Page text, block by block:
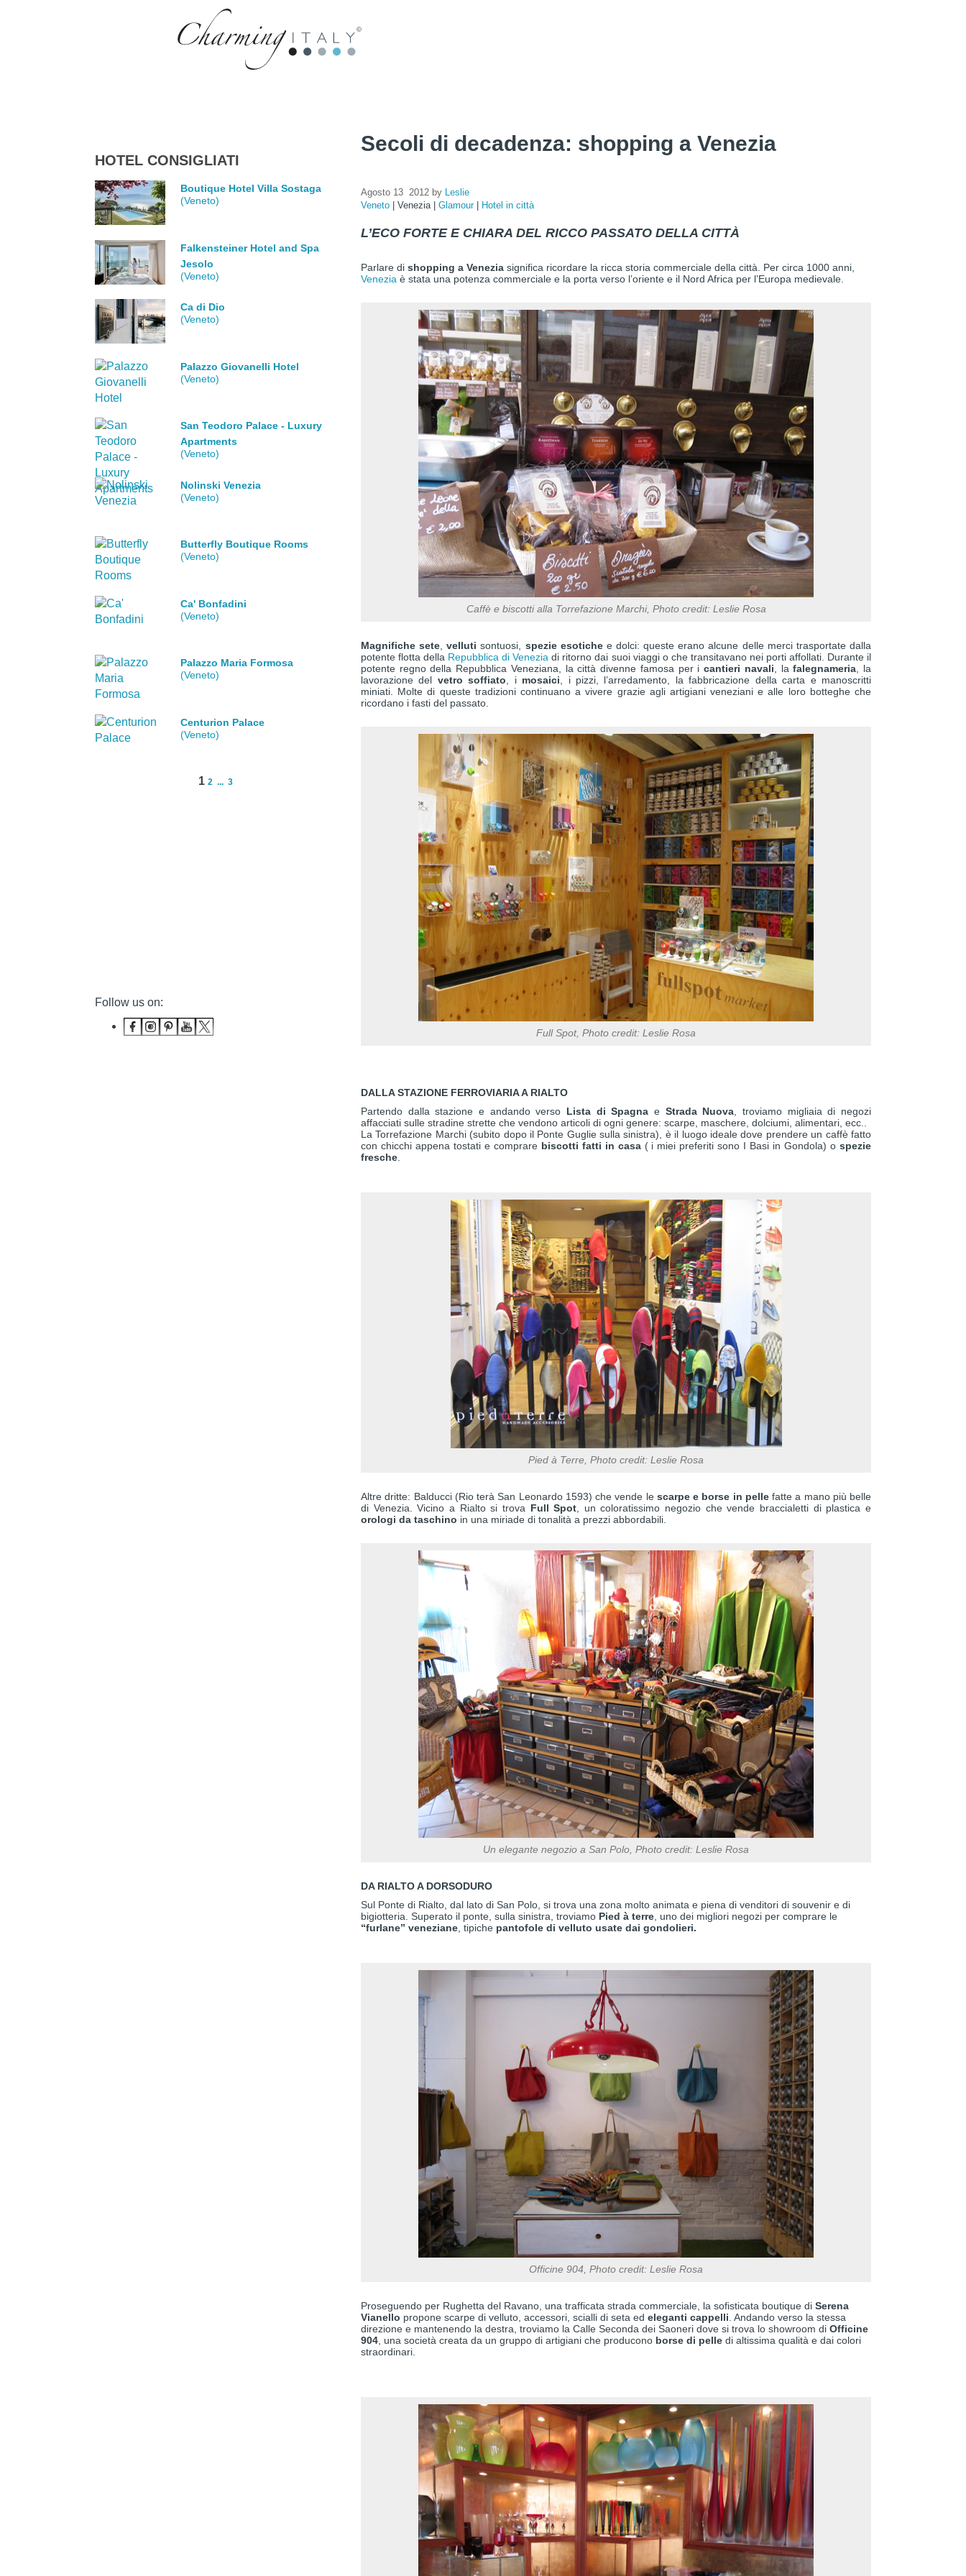
Secoli di decadenza: shopping a Venezia
Agosto 13 2012 by Leslie
Veneto
Venezia Glamour Hotel in città
L’ECO FORTE E CHIARA DEL RICCO PASSATO DELLA CITTÀ
Parlare di shopping a Venezia significa ricordare la ricca storia commerciale della città. Per circa 1000 anni,
Venezia è stata una potenza commerciale e la porta verso l’oriente e il Nord Africa per l’Europa medievale.
Caffè e biscotti alla Torrefazione Marchi, Photo credit: Leslie Rosa
Magnifiche sete ,velluti sontuosi, spezie esotichee dolci: queste erano alcune delle merci trasportate dalla
potente flotta della Repubblica di Venezia di ritorno dai suoi viaggi o che transitavano nei porti affollati. Durante il
potente regno della Repubblica Veneziana, la città divenne famosa per icantieri navali , lafalegnameria , la
lavorazione del vetro soffiato , i mosaici , i pizzi, l’arredamento, la fabbricazione della carta e manoscritti
miniati. Molte di queste tradizioni continuano a vivere grazie agli artigiani veneziani e alle loro botteghe che
ricordano i fasti del passato.
Full Spot, Photo credit: Leslie Rosa
DALLA STAZIONE FERROVIARIA A RIALTO
Partendo dalla stazione e andando verso Lista di Spagna e Strada Nuova , troviamo migliaia di negozi
affacciati sulle stradine strette che vendono articoli di ogni genere: scarpe, maschere, dolciumi, alimentari, ecc..
La Torrefazione Marchi (subito dopo il Ponte Guglie sulla sinistra), è il luogo ideale dove prendere un caffè fatto
con chicchi appena tostati e comprarebiscotti fatti in casa( i miei preferiti sono I Basi in Gondola) ospezie
fresche
Pied à Terre, Photo credit: Leslie Rosa
Altre dritte: Balducci (Rio terà San Leonardo 1593) che vende lescarpe e borse in pellefatte a mano più belle
di Venezia. Vicino a Rialto si trova Full Spot , un coloratissimo negozio che vende braccialetti di plastica e
orologi da taschino in una miriade di tonalità a prezzi abbordabili.
Un elegante negozio a San Polo, Photo credit: Leslie Rosa
DA RIALTO A DORSODURO
Sul Ponte di Rialto, dal lato di San Polo, si trova una zona molto animata e piena di venditori di souvenir e di
bigiotteria. Superato il ponte, sulla sinistra, troviamo Pied à terre , uno dei migliori negozi per comprare le
“furlane” veneziane , tipiche pantofole di velluto usate dai gondolieri.
Officine 904, Photo credit: Leslie Rosa
Proseguendo per Rughetta del Ravano, una trafficata strada commerciale, la sofisticata boutique di Serena
Vianello propone scarpe di velluto, accessori, scialli di seta ed eleganti cappelli . Andando verso la stessa
direzione e mantenendo la destra, troviamo la Calle Seconda dei Saoneri dove si trova lo showroom di Officine
904 , una società creata da un gruppo di artigiani che producono borse di pelle di altissima qualità e dai colori
straordinari.
HOTEL CONSIGLIATI
Boutique Hotel Villa Sostaga
(Veneto)
Falkensteiner Hotel and Spa
Jesolo
(Veneto)
Ca di Dio
(Veneto)
Palazzo Giovanelli Hotel
(Veneto)
San Teodoro Palace - Luxury
Apartments
(Veneto)
Nolinski Venezia
(Veneto)
Butterfly Boutique Rooms
(Veneto)
Ca' Bonfadini
(Veneto)
Palazzo Maria Formosa
(Veneto)
Centurion Palace
(Veneto)
1 2 ... 3
Follow us on: